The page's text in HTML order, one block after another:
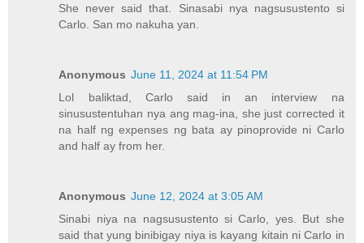
She never said that. Sinasabi nya nagsusustento si
Carlo. San mo nakuha yan.
Anonymous June 11, 2024 at 11:54 PM
Lol baliktad, Carlo said in an interview na
sinusustentuhan nya ang mag-ina, she just corrected it
na half ng expenses ng bata ay pinoprovide ni Carlo
and half ay from her.
Anonymous June 12, 2024 at 3:05 AM
Sinabi niya na nagsusustento si Carlo, yes. But she
said that yung binibigay niya is kayang kitain ni Carlo in